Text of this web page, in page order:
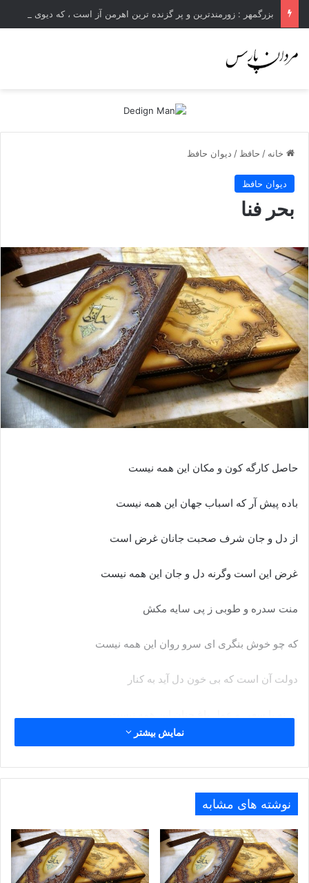
خانه / حافظ / دیوان حافظ
دیوان حافظ
بحر فنا
حاصل کارگه کون و مکان این همه نیست
باده پیش آر که اسباب جهان این همه نیست
از دل و جان شرف صحبت جانان غرض است
غرض این است وگرنه دل و جان این همه نیست
منت سدره و طوبی ز پی سایه مکش
که چو خوش بنگری ای سرو روان این همه نیست
دولت آن است که بی خون دل آید به کنار
پنج روزی که در این مرحله مهلت داری
فرصتی دان که ز لب تا به دهان این همه نیست
نمایش بیشتر
نوشته های مشابه